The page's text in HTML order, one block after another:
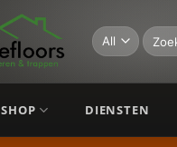
Zoeken
naar:
SHOP DIENSTEN